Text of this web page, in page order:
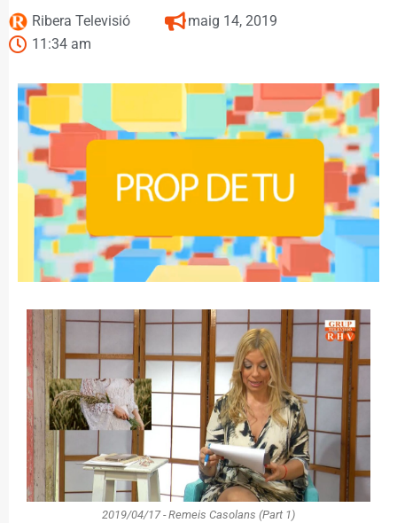
Ribera Televisió
maig 14, 2019
11:34 am
2019/04/17 - Remeis Casolans (Part 1)